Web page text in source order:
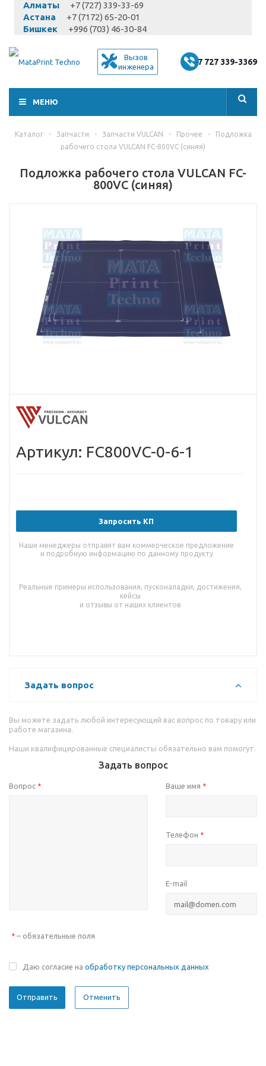
Алматы
+7 (727) 339-33-69
Астана
+7 (7172) 65-20-01
Бишкек
+996 (703) 46-30-84
Вызов
инженера
+7 727 339-3369
МЕНЮ
Каталог - Запчасти - Запчасти VULCAN - Прочее -
Подложка
рабочего стола VULCAN FC-800VC (синяя)
Подложка рабочего стола VULCAN FC-
800VC (синяя)
Артикул: FC800VC-0-6-1
Запросить КП
Наши менеджеры отправят вам коммерческое предложение
и подробную информацию по данному продукту
Реальные примеры использования, пусконаладки, достижения,
кейсы
и отзывы от наших клиентов
Задать вопрос
Вы можете задать любой интересующий вас вопрос по товару или
работе магазина.
Наши квалифицированные специалисты обязательно вам помогут.
Задать вопрос
Вопрос * Ваше имя *
Телефон *
E-mail
* – обязательные поля
Даю согласие на обработку персональных данных
Отменить